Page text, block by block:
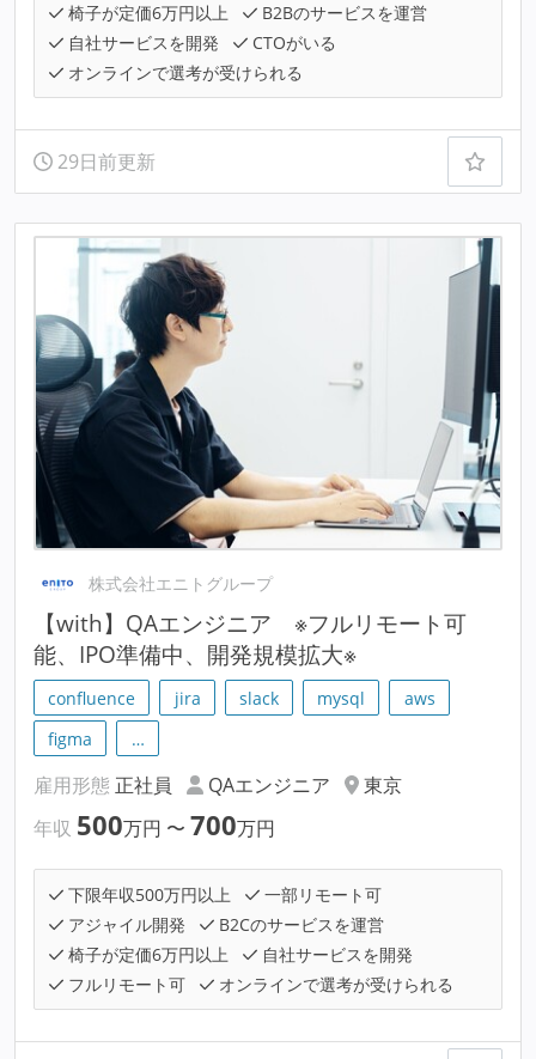
椅子が定価6万円以上
B2Bのサービスを運営
自社サービスを開発
CTOがいる
オンラインで選考が受けられる
29日前更新
株式会社エニトグループ
【with】QAエンジニア ※フルリモート可
能、IPO準備中、開発規模拡大※
confluence jira slack mysql
aws
figma
…
雇用形態 正社員 QAエンジニア
東京
年収 500万円 〜 700万円
下限年収500万円以上
一部リモート可
アジャイル開発
B2Cのサービスを運営
椅子が定価6万円以上
自社サービスを開発
フルリモート可
オンラインで選考が受けられる